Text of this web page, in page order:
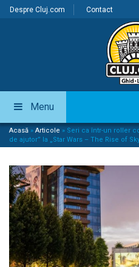
Despre Cluj.com Contact
Menu
Acasă » Articole » Seri ca într-un roller
de ajutor” la „Star Wars – The Rise of